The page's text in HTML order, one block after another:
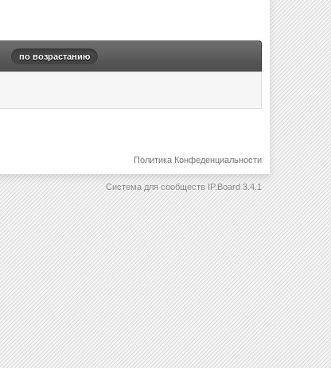
по возрастанию
Политика Конфеденциальности
Система для сообществ IP.Board 3.4.1